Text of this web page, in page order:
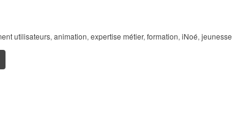
utilisateurs, animation, expertise métier, formation, iNoé, jeunesse